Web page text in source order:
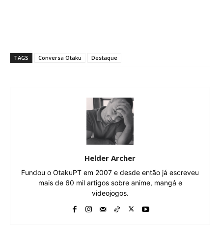
TAGS Conversa Otaku Destaque
Helder Archer
Fundou o OtakuPT em 2007 e desde então já escreveu
mais de 60 mil artigos sobre anime, mangá e
videojogos.